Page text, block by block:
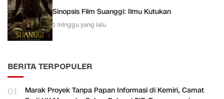
Sinopsis Film Suanggi: Ilmu Kutukan
1 minggu yang lalu
BERITA TERPOPULER
01
Marak Proyek Tanpa Papan Informasi di Kemiri, Camat